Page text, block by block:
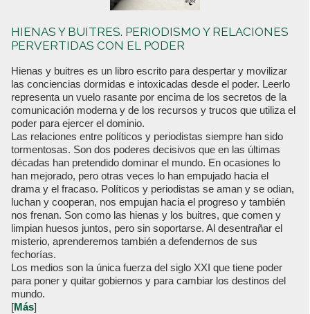
HIENAS Y BUITRES. PERIODISMO Y RELACIONES
PERVERTIDAS CON EL PODER
Hienas y buitres es un libro escrito para despertar y movilizar
las conciencias dormidas e intoxicadas desde el poder. Leerlo
representa un vuelo rasante por encima de los secretos de la
comunicación moderna y de los recursos y trucos que utiliza el
poder para ejercer el dominio.
Las relaciones entre políticos y periodistas siempre han sido
tormentosas. Son dos poderes decisivos que en las últimas
décadas han pretendido dominar el mundo. En ocasiones lo
han mejorado, pero otras veces lo han empujado hacia el
drama y el fracaso. Políticos y periodistas se aman y se odian,
luchan y cooperan, nos empujan hacia el progreso y también
nos frenan. Son como las hienas y los buitres, que comen y
limpian huesos juntos, pero sin soportarse. Al desentrañar el
misterio, aprenderemos también a defendernos de sus
fechorías.
Los medios son la única fuerza del siglo XXI que tiene poder
para poner y quitar gobiernos y para cambiar los destinos del
mundo.
[Más]